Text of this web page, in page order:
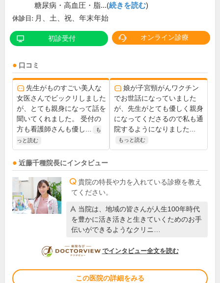
糖尿病・高血圧・脂...(続きを読む)
休診日: 月、土、祝、年末年始
初診受付 オンライン診療
口コミ
先生がものすごい美人な
女医さんでビックリしました
が、とても親身になって話を
聞いてくれました。 受付の
方も看護師さんも優し...
も
っと読む
娘が子宮頸がんワクチン
でお世話になっていました
が、先生がとても優しく親身
になってくださるので私も通
院するようになりました...
もっと読む
近藤千種院長にインタビュー
貴院の特長や力を入れている診療を教え
てください。
当院は、地域の皆さんが人生100年時代
を豊かに活き活きと生きていくためのお手
伝いができるようなクリニ…
DOCTORVIEW
でインタビュー全文を読む
この医院の詳細をみる